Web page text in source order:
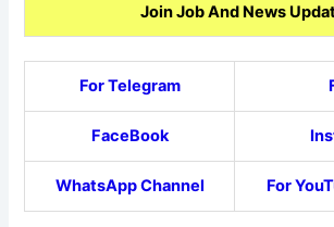
Join Job And News
For Telegram
FaceBook
WhatsApp Channel For